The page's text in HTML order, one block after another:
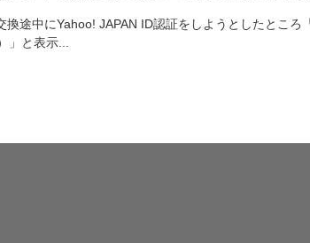
換途中にYahoo! JAPAN ID認証をしようとしたとこ
」と表示...